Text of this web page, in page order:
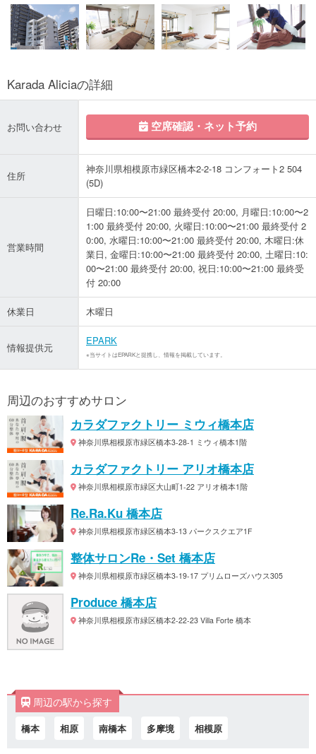
Karada Aliciaの詳細
お問い合わせ 空席確認・ネット予約
住所
神奈川県相模原市緑区橋本2-2-18 コンフォート2 504
(5D)
営業時間
日曜日:10:00〜21:00 最終受付 20:00, 月曜日:10:00〜2
1:00 最終受付 20:00, 火曜日:10:00〜21:00 最終受付 2
0:00, 水曜日:10:00〜21:00 最終受付 20:00, 木曜日:休
業日, 金曜日:10:00〜21:00 最終受付 20:00, 土曜日:10:
00〜21:00 最終受付 20:00, 祝日:10:00〜21:00 最終受
付 20:00
休業日 木曜日
情報提供元
EPARK
※当サイトはEPARKと提携し、情報を掲載しています。
周辺のおすすめサロン
カラダファクトリー ミウィ橋本店
神奈川県相模原市緑区橋本3-28-1 ミウィ橋本1階
カラダファクトリー アリオ橋本店
神奈川県相模原市緑区大山町1-22 アリオ橋本1階
Re.Ra.Ku 橋本店
神奈川県相模原市緑区橋本3-13 パークスクエア1F
整体サロンRe・Set 橋本店
神奈川県相模原市緑区橋本3-19-17 プリムローズハウス305
Produce 橋本店
神奈川県相模原市緑区橋本2-22-23 Villa Forte 橋本
周辺の駅から探す
橋本 相原 南橋本 多摩境 相模原